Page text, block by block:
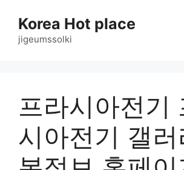
content
Korea Hot place
jigeumssolki
프라시아전기
시아전기 갤러